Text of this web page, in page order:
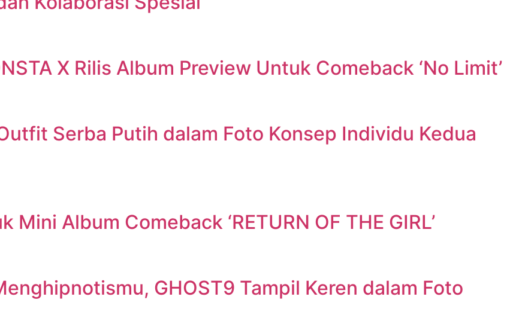
X Rilis Album Preview Untuk Comeback ‘No Limit’
Serba Putih dalam Foto Konsep Individu Kedua
Mini Album Comeback ‘RETURN OF THE GIRL’
GHOST9 Tampil Keren dalam Foto